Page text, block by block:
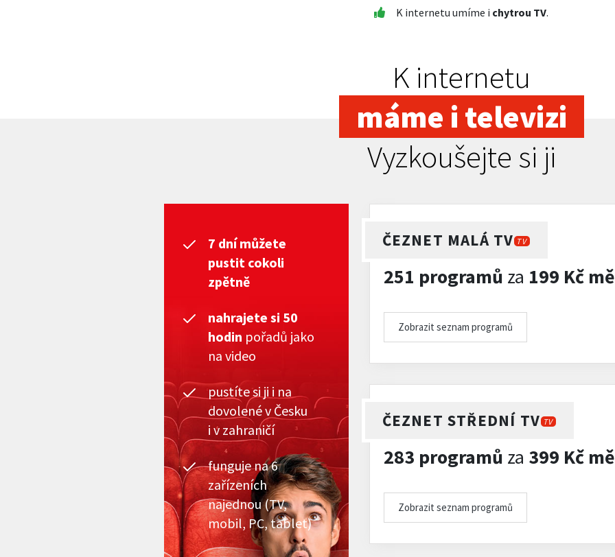
K internetu umíme i chytrou TV.
K internetu
máme i televizi
Vyzkoušejte si ji
7 dní můžete
pustit cokoli
zpětně
nahrajete si 50
hodin pořadů jako
na video
pustíte si ji i na
dovolené v Česku
i v zahraničí
funguje na 6
zařízeních
najednou (TV,
mobil, PC, tablet)
ČEZNET MALÁ TV TV
251 programů za 199 Kč
Zobrazit seznam programů
ČEZNET STŘEDNÍ TV TV
283 programů za 399 Kč
Zobrazit seznam programů